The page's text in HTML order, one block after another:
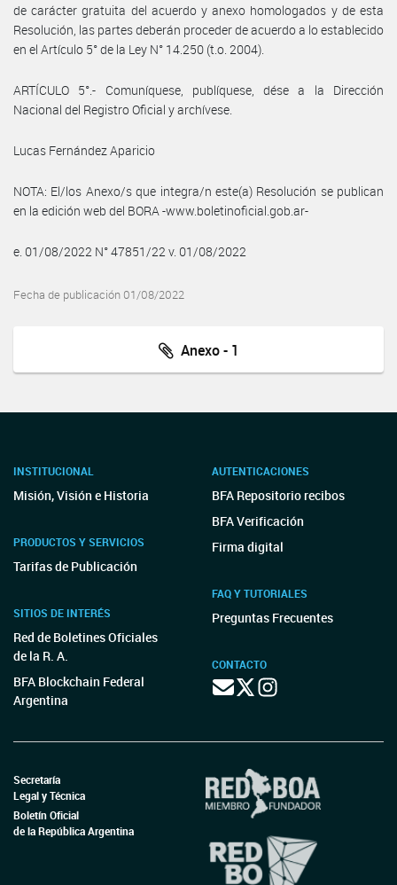
de carácter gratuita del acuerdo y anexo homologados y de esta
Resolución, las partes deberán proceder de acuerdo a lo establecido
en el Artículo 5° de la Ley N° 14.250 (t.o. 2004).
ARTÍCULO 5°.- Comuníquese, publíquese, dése a la Dirección
Nacional del Registro Oficial y archívese.
Lucas Fernández Aparicio
NOTA: El/los Anexo/s que integra/n este(a) Resolución se publican
en la edición web del BORA -www.boletinoficial.gob.ar-
e. 01/08/2022 N° 47851/22 v. 01/08/2022
Fecha de publicación 01/08/2022
Anexo - 1
INSTITUCIONAL
Misión, Visión e Historia
PRODUCTOS Y SERVICIOS
Tarifas de Publicación
SITIOS DE INTERÉS
Red de Boletines Oficiales
de la R. A.
BFA Blockchain Federal
Argentina
AUTENTICACIONES
BFA Repositorio recibos
BFA Verificación
Firma digital
FAQ Y TUTORIALES
Preguntas Frecuentes
CONTACTO
Secretaría
Legal y Técnica
Boletín Oficial
de la República Argentina